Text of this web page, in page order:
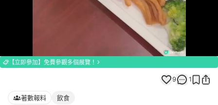
100.00%
【立即參加】免費參觀多個展覽！
9 1
著數報料 飲食